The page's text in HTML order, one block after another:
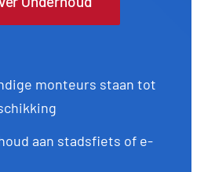
monteurs staan tot
aan stadsfiets of e-